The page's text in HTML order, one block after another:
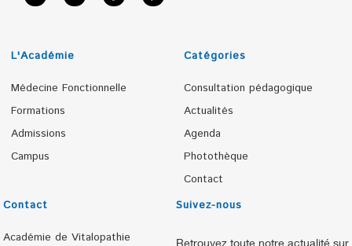
L'Académie
Médecine Fonctionnelle
Formations
Admissions
Campus
Catégories
Consultation pédagogique
Actualités
Agenda
Photothèque
Contact
Contact
Académie de Vitalopathie
Suivez-nous
Retrouvez toute notre actualité sur